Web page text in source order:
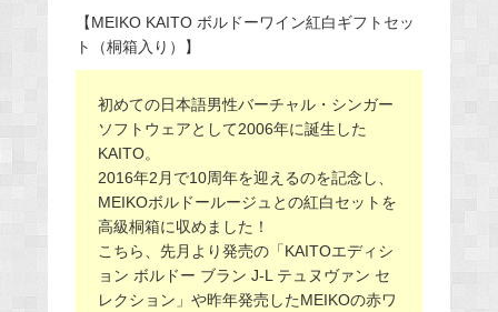
【MEIKO KAITO ボルドーワイン紅白ギフトセッ
ト（桐箱入り）】
初めての日本語男性バーチャル・シンガー
ソフトウェアとして2006年に誕生した
KAITO。
2016年2月で10周年を迎えるのを記念し、
MEIKOボルドールージュとの紅白セットを
高級桐箱に収めました！
こちら、先月より発売の「KAITOエディシ
ョン ボルドー ブラン J-L テュヌヴァン セ
レクション」や昨年発売したMEIKOの赤ワ